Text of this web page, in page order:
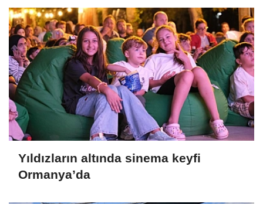
Yıldızların altında sinema keyfi
Ormanya’da